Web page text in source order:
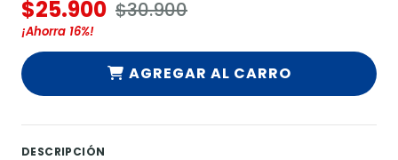
$25.900 $30.900
¡Ahorra 16%!
AGREGAR AL CARRO
DESCRIPCIÓN